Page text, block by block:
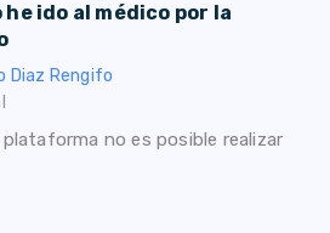
ido al médico por la
Diaz Rengifo
plataforma no es posible realizar